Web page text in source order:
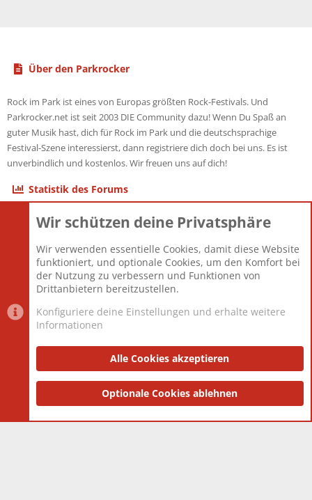
Über den Parkrocker
Rock im Park ist eines von Europas größten Rock-Festivals. Und
Parkrocker.net ist seit 2003 DIE Community dazu! Wenn Du Spaß an
guter Musik hast, dich für Rock im Park und die deutschsprachige
Festival-Szene interessierst, dann registriere dich doch bei uns. Es ist
unverbindlich und kostenlos. Wir freuen uns auf dich!
Statistik des Forums
Themen
Mitglieder
12.427
Neuestes Mitglied
Berlin
Datenschutzerklärung Impressum
Community platform by XenForo® © 2010-2025 XenForo Ltd.
and add-ons by ThemeHouse
Wir schützen deine Privatsphäre
Wir verwenden essentielle Cookies, damit diese Website
funktioniert, und optionale Cookies, um den Komfort bei
der Nutzung zu verbessern und Funktionen von
Drittanbietern bereitzustellen.
Konfiguriere deine Einstellungen und erhalte weitere
Informationen
Alle Cookies akzeptieren
Optionale Cookies ablehnen